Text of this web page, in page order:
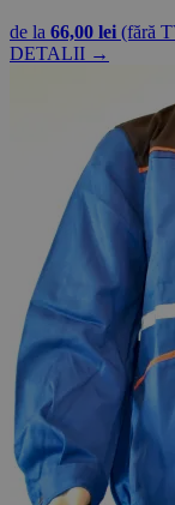
de la 66,00 lei (fără
DETALII →